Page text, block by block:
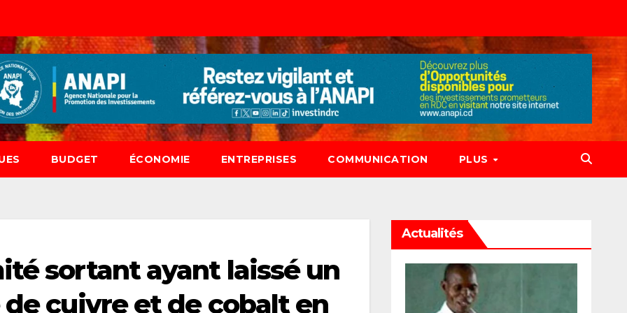
BUDGET ÉCONOMIE ENTREPRISES COMMUNICATION PLUS
sortant ayant laissé un
cuivre et de cobalt en
Actualités